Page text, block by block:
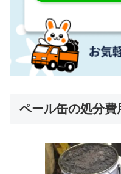
ペール缶の処分費